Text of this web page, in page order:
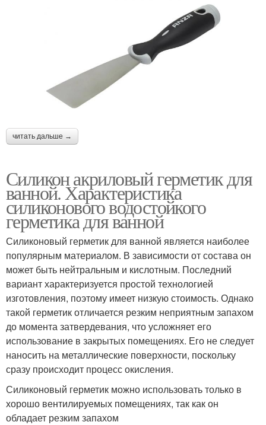
читать дальше →
Силикон акриловый герметик для
ванной. Характеристика
силиконового водостойкого
герметика для ванной
Силиконовый герметик для ванной является наиболее
популярным материалом. В зависимости от состава он
может быть нейтральным и кислотным. Последний
вариант характеризуется простой технологией
изготовления, поэтому имеет низкую стоимость. Однако
такой герметик отличается резким неприятным запахом
до момента затвердевания, что усложняет его
использование в закрытых помещениях. Его не следует
наносить на металлические поверхности, поскольку
сразу происходит процесс окисления.
Силиконовый герметик можно использовать только в
хорошо вентилируемых помещениях, так как он
обладает резким запахом